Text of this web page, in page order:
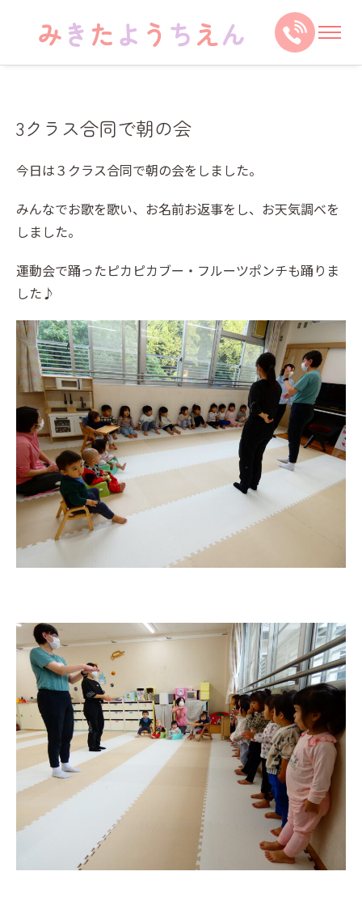
3クラス合同で朝の会
今日は３クラス合同で朝の会をしました。
みんなでお歌を歌い、お名前お返事をし、お天気調べを
しました。
運動会で踊ったピカピカブー・フルーツポンチも踊りま
した♪